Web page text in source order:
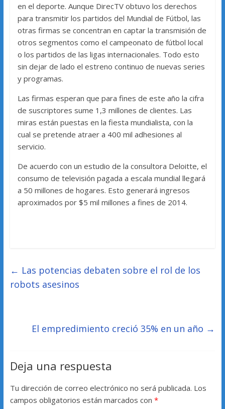
en el deporte. Aunque DirecTV obtuvo los derechos
para transmitir los partidos del Mundial de Fútbol, las
otras firmas se concentran en captar la transmisión de
otros segmentos como el campeonato de fútbol local
o los partidos de las ligas internacionales. Todo esto
sin dejar de lado el estreno continuo de nuevas series
y programas.
Las firmas esperan que para fines de este año la cifra
de suscriptores sume 1,3 millones de clientes. Las
miras están puestas en la fiesta mundialista, con la
cual se pretende atraer a 400 mil adhesiones al
servicio.
De acuerdo con un estudio de la consultora Deloitte, el
consumo de televisión pagada a escala mundial llegará
a 50 millones de hogares. Esto generará ingresos
aproximados por $5 mil millones a fines de 2014.
← Las potencias debaten sobre el rol de los
robots asesinos
El empredimiento creció 35% en un año →
Deja una respuesta
Tu dirección de correo electrónico no será publicada. Los
campos obligatorios están marcados con *